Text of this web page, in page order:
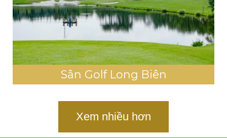
Sân Golf Long Biên
Xem nhiều hơn